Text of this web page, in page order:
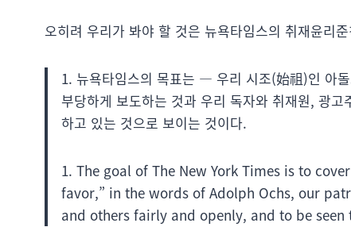
오히려 우리가 봐야 할 것은 뉴욕타임스의 취재윤리
1. 뉴욕타임스의 목표는 ― 우리 시조(始祖)인 아
부당하게 보도하는 것과 우리 독자와 취재원, 광
하고 있는 것으로 보이는 것이다.
1. The goal of The New York Times is to
favor,” in the words of Adolph Ochs, our
and others fairly and openly, and to be seen